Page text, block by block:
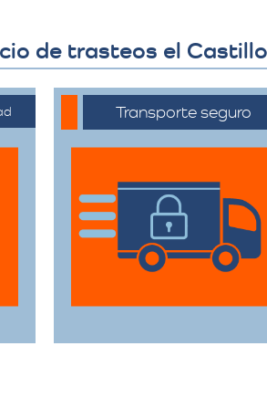
de trasteos el Castillo
Transporte seguro
tecnología avanzada
para asegurar que
cada artículo llegue en
perfecto estado a su